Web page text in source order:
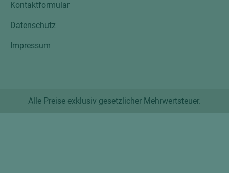
Kontaktformular
Datenschutz
Impressum
Alle Preise exklusiv gesetzlicher Mehrwertsteuer.